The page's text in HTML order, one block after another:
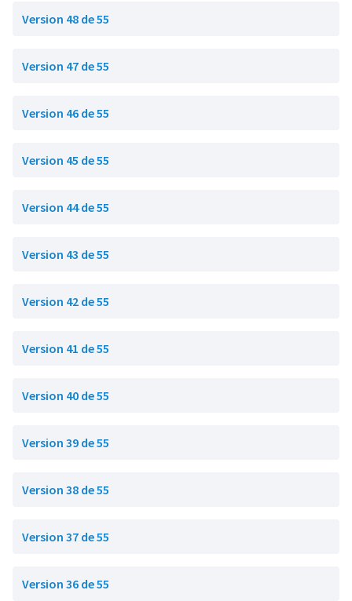
Version 48 de 55
Version 47 de 55
Version 46 de 55
Version 45 de 55
Version 44 de 55
Version 43 de 55
Version 42 de 55
Version 41 de 55
Version 40 de 55
Version 39 de 55
Version 38 de 55
Version 37 de 55
Version 36 de 55